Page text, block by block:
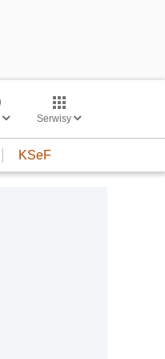
Serwisy
KSeF